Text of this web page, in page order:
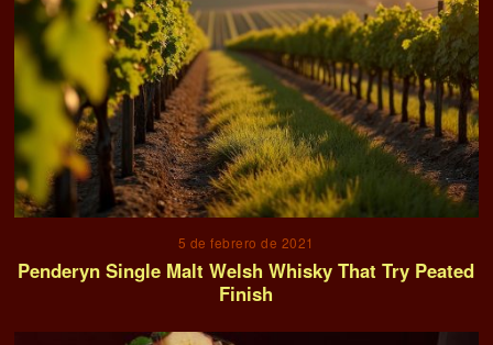
5 de febrero de 2021
Penderyn Single Malt Welsh Whisky That Try Peated
Finish